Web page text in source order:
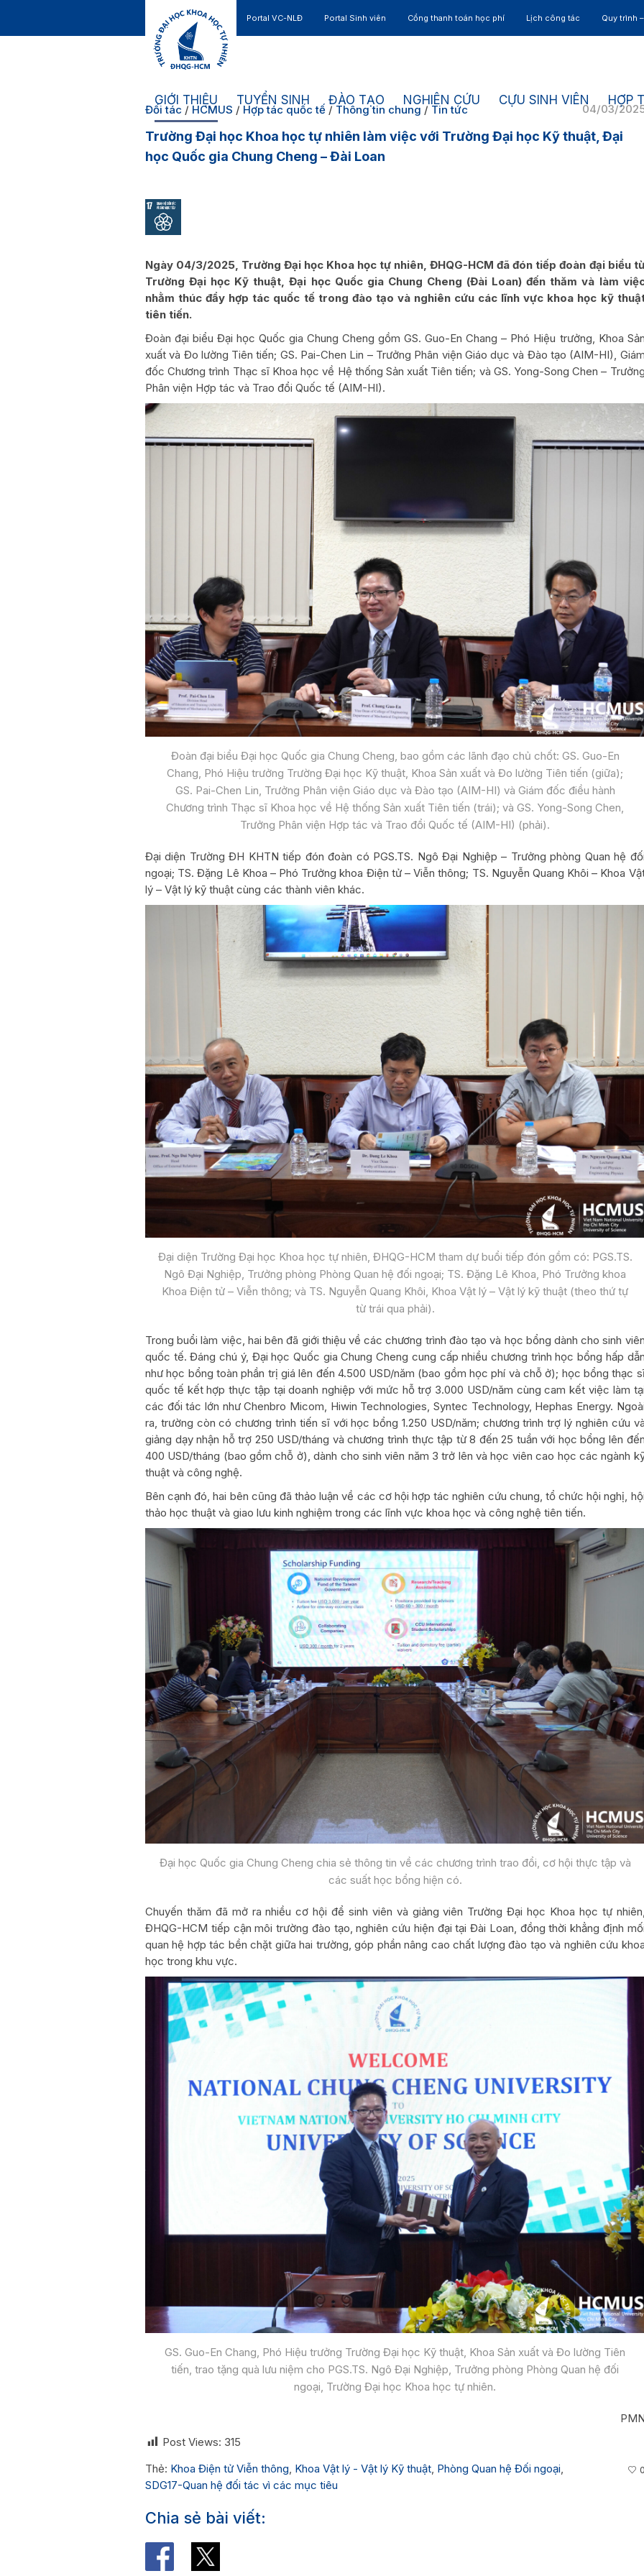
Portal VC-NLĐ Portal Sinh viên Cổng thanh toán học phí Lịch công tác Quy trình
GIỚI THIỆU TUYỂN SINH ĐÀO TẠO NGHIÊN CỨU CỰU SINH VIÊN HỢP
04/03/
Đối tác / HCMUS / Hợp tác quốc tế / Thông tin chung / Tin tức
Trường Đại học Khoa học tự nhiên làm việc với Trường Đại học Kỹ thuật, Đại
học Quốc gia Chung Cheng – Đài Loan
Ngày 04/3/2025, Trường Đại học Khoa học tự nhiên, ĐHQG-HCM đã đón tiếp đoàn đại biểu
Trường Đại học Kỹ thuật, Đại học Quốc gia Chung Cheng (Đài Loan) đến thăm và làm
nhằm thúc đẩy hợp tác quốc tế trong đào tạo và nghiên cứu các lĩnh vực khoa học kỹ
tiên tiến.
Đoàn đại biểu Đại học Quốc gia Chung Cheng gồm GS. Guo-En Chang – Phó Hiệu trưởng, Khoa
xuất và Đo lường Tiên tiến; GS. Pai-Chen Lin – Trưởng Phân viện Giáo dục và Đào tạo (AIM-HI),
đốc Chương trình Thạc sĩ Khoa học về Hệ thống Sản xuất Tiên tiến; và GS. Yong-Song Chen –
Phân viện Hợp tác và Trao đổi Quốc tế (AIM-HI).
Đoàn đại biểu Đại học Quốc gia Chung Cheng, bao gồm các lãnh đạo chủ chốt: GS. Guo-En
Chang, Phó Hiệu trưởng Trường Đại học Kỹ thuật, Khoa Sản xuất và Đo lường Tiên tiến (giữa);
GS. Pai-Chen Lin, Trưởng Phân viện Giáo dục và Đào tạo (AIM-HI) và Giám đốc điều hành
Chương trình Thạc sĩ Khoa học về Hệ thống Sản xuất Tiên tiến (trái); và GS. Yong-Song Chen,
Trưởng Phân viện Hợp tác và Trao đổi Quốc tế (AIM-HI) (phải).
Đại diện Trường ĐH KHTN tiếp đón đoàn có PGS.TS. Ngô Đại Nghiệp – Trưởng phòng Quan hệ
ngoại; TS. Đặng Lê Khoa – Phó Trưởng khoa Điện tử – Viễn thông; TS. Nguyễn Quang Khôi – Khoa
lý – Vật lý kỹ thuật cùng các thành viên khác.
Đại diện Trường Đại học Khoa học tự nhiên, ĐHQG-HCM tham dự buổi tiếp đón gồm có: PGS.TS.
Ngô Đại Nghiệp, Trưởng phòng Phòng Quan hệ đối ngoại; TS. Đặng Lê Khoa, Phó Trưởng khoa
Khoa Điện tử – Viễn thông; và TS. Nguyễn Quang Khôi, Khoa Vật lý – Vật lý kỹ thuật (theo thứ tự
từ trái qua phải).
Trong buổi làm việc, hai bên đã giới thiệu về các chương trình đào tạo và học bổng dành cho sinh
quốc tế. Đáng chú ý, Đại học Quốc gia Chung Cheng cung cấp nhiều chương trình học bổng hấp
như học bổng toàn phần trị giá lên đến 4.500 USD/năm (bao gồm học phí và chỗ ở); học bổng thạc
quốc tế kết hợp thực tập tại doanh nghiệp với mức hỗ trợ 3.000 USD/năm cùng cam kết việc làm
các đối tác lớn như Chenbro Micom, Hiwin Technologies, Syntec Technology, Hephas Energy.
ra, trường còn có chương trình tiến sĩ với học bổng 1.250 USD/năm; chương trình trợ lý nghiên cứu
giảng dạy nhận hỗ trợ 250 USD/tháng và chương trình thực tập từ 8 đến 25 tuần với học bổng lên
400 USD/tháng (bao gồm chỗ ở), dành cho sinh viên năm 3 trở lên và học viên cao học các ngành
thuật và công nghệ.
Bên cạnh đó, hai bên cũng đã thảo luận về các cơ hội hợp tác nghiên cứu chung, tổ chức hội nghị,
thảo học thuật và giao lưu kinh nghiệm trong các lĩnh vực khoa học và công nghệ tiên tiến.
Đại học Quốc gia Chung Cheng chia sẻ thông tin về các chương trình trao đổi, cơ hội thực tập và
các suất học bổng hiện có.
Chuyến thăm đã mở ra nhiều cơ hội để sinh viên và giảng viên Trường Đại học Khoa học tự
ĐHQG-HCM tiếp cận môi trường đào tạo, nghiên cứu hiện đại tại Đài Loan, đồng thời khẳng định
quan hệ hợp tác bền chặt giữa hai trường, góp phần nâng cao chất lượng đào tạo và nghiên cứu
học trong khu vực.
GS. Guo-En Chang, Phó Hiệu trưởng Trường Đại học Kỹ thuật, Khoa Sản xuất và Đo lường Tiên
tiến, trao tặng quà lưu niệm cho PGS.TS. Ngô Đại Nghiệp, Trưởng phòng Phòng Quan hệ đối
ngoại, Trường Đại học Khoa học tự nhiên.
Post Views: 315
Thẻ: Khoa Điện tử Viễn thông, Khoa Vật lý - Vật lý Kỹ thuật, Phòng Quan hệ Đối ngoại,
SDG17-Quan hệ đối tác vì các mục tiêu
Chia sẻ bài viết: